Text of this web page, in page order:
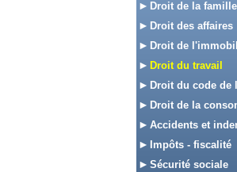
Droit de la famille
Droit des affaires
Droit de
Droit du travail
Droit du code de
Droit de la
Accidents et
Impôts - fiscalité
Sécurité sociale